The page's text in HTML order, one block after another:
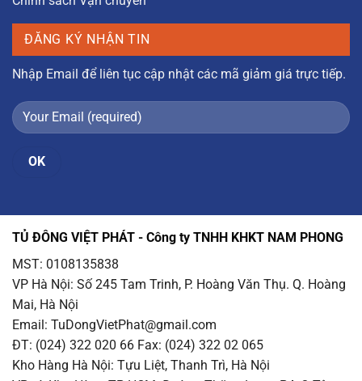
ĐĂNG KÝ NHẬN TIN
Nhập Email để liên tục cập nhật các mã giảm giá trực tiếp.
TỦ ĐÔNG VIỆT PHÁT - Công ty TNHH KHKT NAM PHONG
MST: 0108135838
VP Hà Nội: Số 245 Tam Trinh, P. Hoàng Văn Thụ. Q. Hoàng
Mai, Hà Nội
Email : TuDongVietPhat@gmail.com
ĐT: (024) 322 020 66 Fax: (024) 322 02 065
Kho Hàng Hà Nội: Tựu Liệt, Thanh Trì, Hà Nội